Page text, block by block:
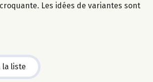
Les idées de variantes sont
la liste